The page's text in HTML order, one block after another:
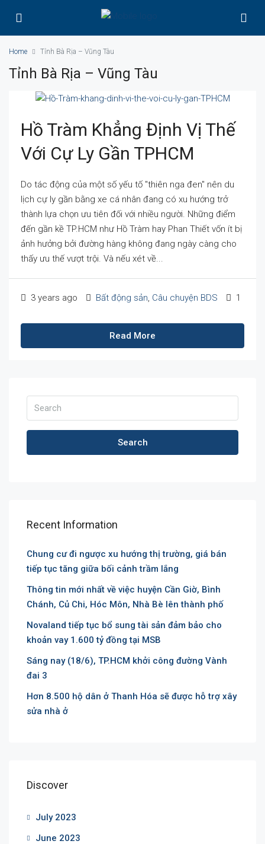
Home Tỉnh Bà Rịa – Vũng Tàu
Tỉnh Bà Rịa – Vũng Tàu
Hồ Tràm Khẳng Định Vị Thế
Với Cự Ly Gần TPHCM
Do tác động của một số yếu tố "thiên nga đen" nên du
lịch cự ly gần bằng xe cá nhân đang có xu hướng trở
thành lựa chọn ưu tiên đối với nhiều người. Những điểm
đến gần kề TP.HCM như Hồ Tràm hay Phan Thiết vốn ít bị
ảnh hưởng bởi đường hàng không đang ngày càng cho
thấy ưu thế vượt trội. Và nếu xét về...
3 years ago Bất động sản Câu chuyện BDS 1
Read More
Search
Recent Information
Chung cư đi ngược xu hướng thị trường, giá bán
tiếp tục tăng giữa bối cảnh trầm lắng
Thông tin mới nhất về việc huyện Cần Giờ, Bình
Chánh, Củ Chi, Hóc Môn, Nhà Bè lên thành phố
Novaland tiếp tục bổ sung tài sản đảm bảo cho
khoản vay 1.600 tỷ đồng tại MSB
Sáng nay (18/6), TP.HCM khởi công đường Vành
đai 3
Hơn 8.500 hộ dân ở Thanh Hóa sẽ được hỗ trợ xây
sửa nhà ở
Discover
July 2023
June 2023